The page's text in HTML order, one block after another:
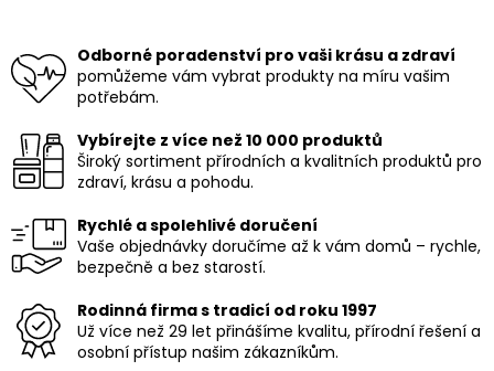
í
p
k
y
v
p
i
s
í
Odborné poradenství pro vaši krásu a zdraví
pomůžeme vám vybrat produkty na míru vašim
potřebám.
Vybírejte z více než 10 000 produktů
Široký sortiment přírodních a kvalitních produktů pro
zdraví, krásu a pohodu.
Rychlé a spolehlivé doručení
Vaše objednávky doručíme až k vám domů – rychle,
bezpečně a bez starostí.
Rodinná firma s tradicí od roku 1997
Už více než 29 let přinášíme kvalitu, přírodní řešení a
osobní přístup našim zákazníkům.